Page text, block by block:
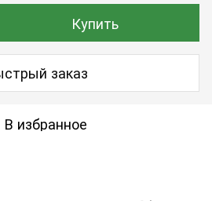
Купить
заказ
В избранное